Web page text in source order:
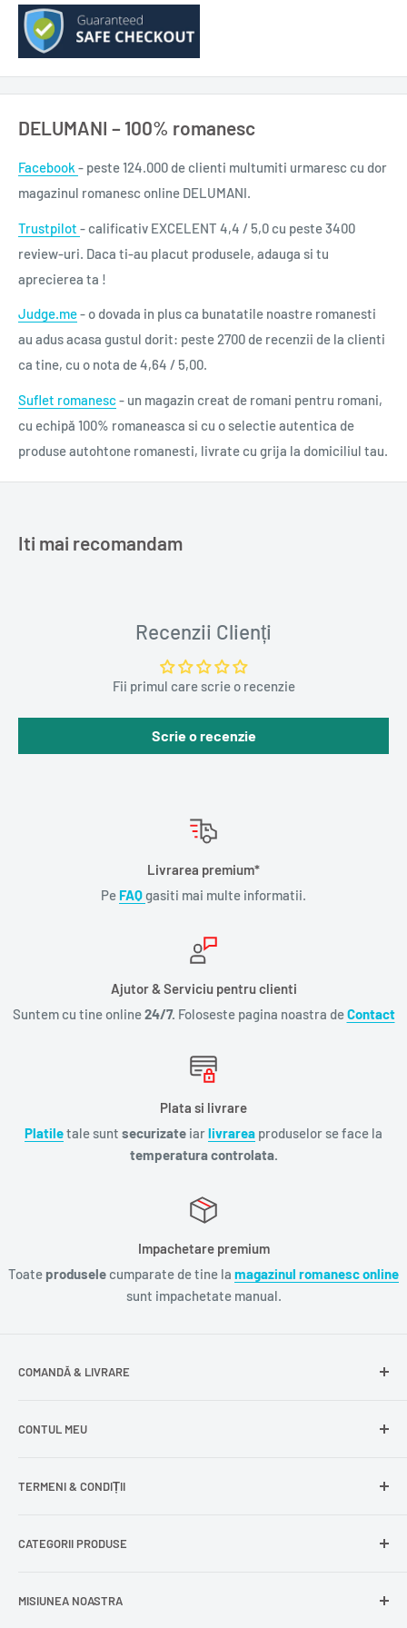
DELUMANI – 100% romanesc
Facebook - peste 124.000 de clienti multumiti urmaresc cu dor
magazinul romanesc online DELUMANI.
Trustpilot - calificativ EXCELENT 4,4 / 5,0 cu peste 3400
review-uri. Daca ti-au placut produsele, adauga si tu
aprecierea ta !
Judge.me- o dovada in plus ca bunatatile noastre romanesti
au adus acasa gustul dorit: peste 2700 de recenzii de la clienti
ca tine, cu o nota de 4,64 / 5,00.
Suflet romanesc- un magazin creat de romani pentru romani,
cu echipă 100% romaneasca si cu o selectie autentica de
produse autohtone romanesti, livrate cu grija la domiciliul tau.
Iti mai recomandam
Recenzii Clienți
Fii primul care scrie o recenzie
Scrie o recenzie
Livrarea premium*
Pe FAQgasiti mai multe informatii.
Ajutor & Serviciu pentru clienti
Suntem cu tine online24/7. Foloseste pagina noastra deContact
Plata si livrare
Platiletale sunt securizate iarlivrarea produselor se face la
temperatura controlata.
Impachetare premium
Toate produsele cumparate de tine la magazinul romanesc online
sunt impachetate manual.
COMANDĂ & LIVRARE
Livrare gratuită
CONTUL MEU
Comenzile mele
Cont nou
Comandă ca oaspete
TERMENI & CONDIȚII
Politica de returnare
Politica de expediere
CATEGORII PRODUSE
Dulciuri și snacks
MISIUNEA NOASTRA